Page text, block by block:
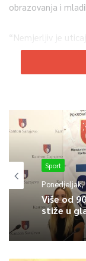
obrazovanja i
“Nemjerljiv je
poduzetništva.
usmjereni na
segmenata
vrijednosti
boljeg
minister privrede
Sport
Ponedjeljak,
Više od
stiže u